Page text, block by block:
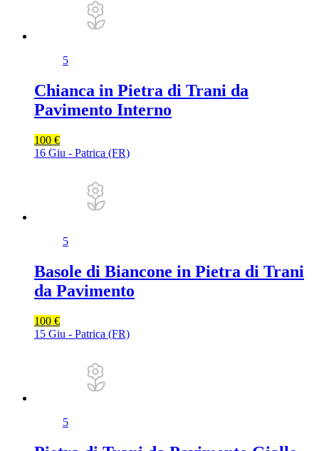
5
Chianca in Pietra di Trani da
Pavimento Interno
100 €
16 Giu - Patrica (FR)
5
Basole di Biancone in Pietra di Trani
da Pavimento
100 €
15 Giu - Patrica (FR)
5